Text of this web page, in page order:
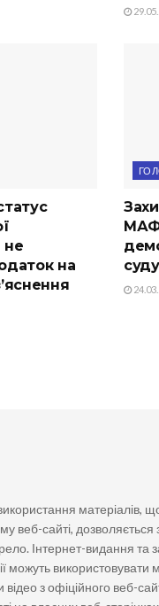
не
на
суду
матеріалів,
веб-сайті, дозволяється
Інтернет-видання та
можуть використовувати
відео з офіційного веб-